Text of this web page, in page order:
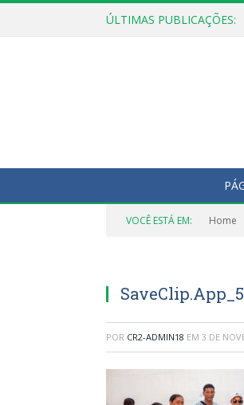
ÚLTIMAS PUBLICAÇÕES:
VOCÊ ESTÁ EM: Home
POR CR2-ADMIN18 EM 3 DE